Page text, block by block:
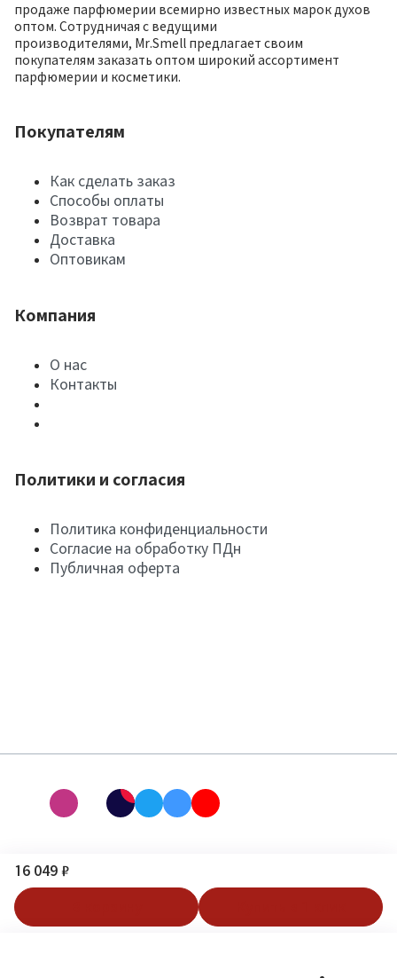
16 049 ₽
продаже парфюмерии всемирно известных марок духов
оптом. Сотрудничая с ведущими
производителями, Mr.Smell предлагает своим
покупателям заказать оптом широкий ассортимент
парфюмерии и косметики.
Покупателям
Как сделать заказ
Способы оплаты
Возврат товара
Доставка
Оптовикам
Компания
О нас
Контакты
Политики и согласия
Политика конфиденциальности
Согласие на обработку ПДн
Публичная оферта